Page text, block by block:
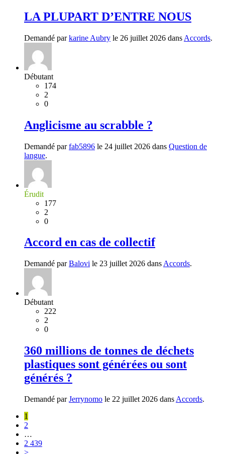
LA PLUPART D’ENTRE NOUS
Demandé parkarine Aubry le 26 juillet 2026 dans Accords.
Débutant
174
2
0
Anglicisme au scrabble ?
Demandé parfab5896 le 24 juillet 2026 dans Question de
langue.
Érudit
177
2
0
Accord en cas de collectif
Demandé parBalovi le 23 juillet 2026 dans Accords.
Débutant
222
2
0
360 millions de tonnes de déchets
plastiques sont générées ou sont
générés ?
Demandé parJerrynomo le 22 juillet 2026 dans Accords.
1
2
…
2 439